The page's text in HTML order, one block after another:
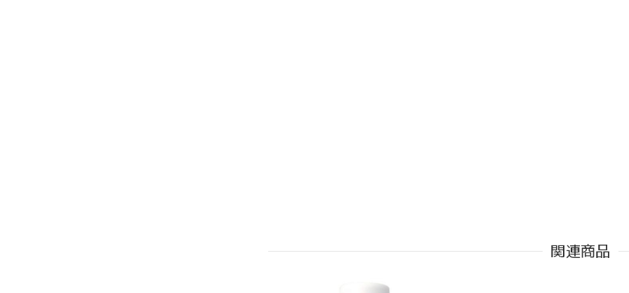
関連商品